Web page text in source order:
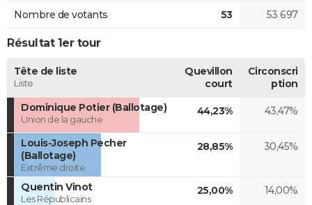
Nombre de votants 53 53 697
Résultat 1er tour
Tête de liste
Liste
Quevillon
court
Circonscri
ption
Dominique Potier (Ballotage)
Union de la gauche
44,23% 43,47%
Louis-Joseph Pecher
(Ballotage)
Extrême droite
28,85% 30,45%
Quentin Vinot
Les Républicains
25,00% 14,00%